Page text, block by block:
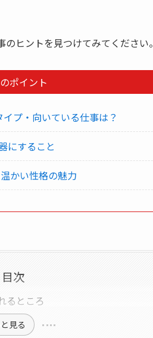
ヒントを見つけてみてください。
ポイント
プ・向いている仕事は？
にすること
かい性格の魅力
目次
るところ
見る